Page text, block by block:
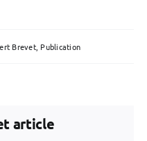
Brevet, Publication
article